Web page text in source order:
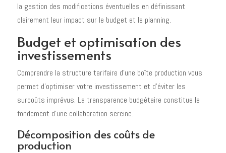
la gestion des modifications éventuelles en définissant
clairement leur impact sur le budget et le planning.
Budget et optimisation des
investissements
Comprendre la structure tarifaire d'une boîte production vous
permet d'optimiser votre investissement et d'éviter les
surcoûts imprévus. La transparence budgétaire constitue le
fondement d'une collaboration sereine.
Décomposition des coûts de
production